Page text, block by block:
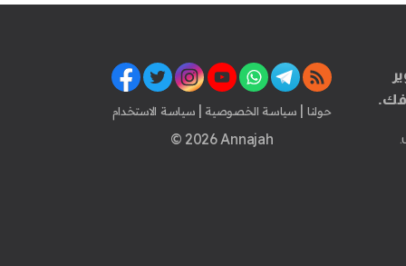
حولنا | سياسة الخصوصية | سياسة الاستخدام
© 2026 Annajah